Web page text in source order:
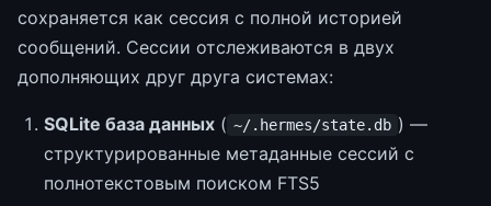
сохраняется как сессия с полной историей
сообщений. Сессии отслеживаются в двух
дополняющих друг друга системах:
SQLite база данных ( ~/.hermes/state.db ) —
структурированные метаданные сессий с
полнотекстовым поиском FTS5